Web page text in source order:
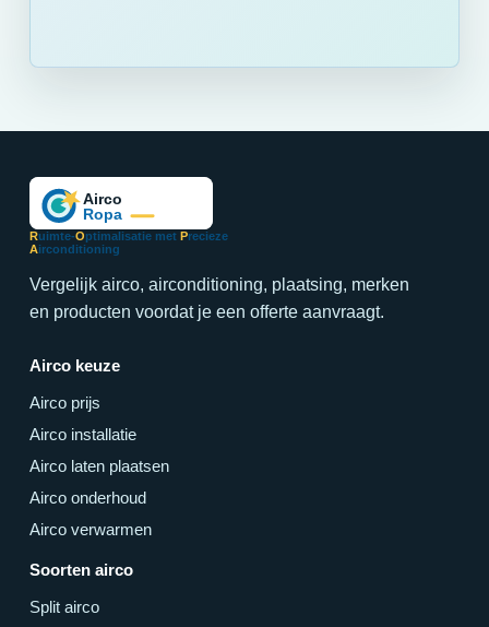
Ruimte-Optimalisatie met Precieze
Airconditioning
Vergelijk airco, airconditioning, plaatsing, merken
en producten voordat je een offerte aanvraagt.
Airco keuze
Airco prijs
Airco installatie
Airco laten plaatsen
Airco onderhoud
Airco verwarmen
Soorten airco
Split airco